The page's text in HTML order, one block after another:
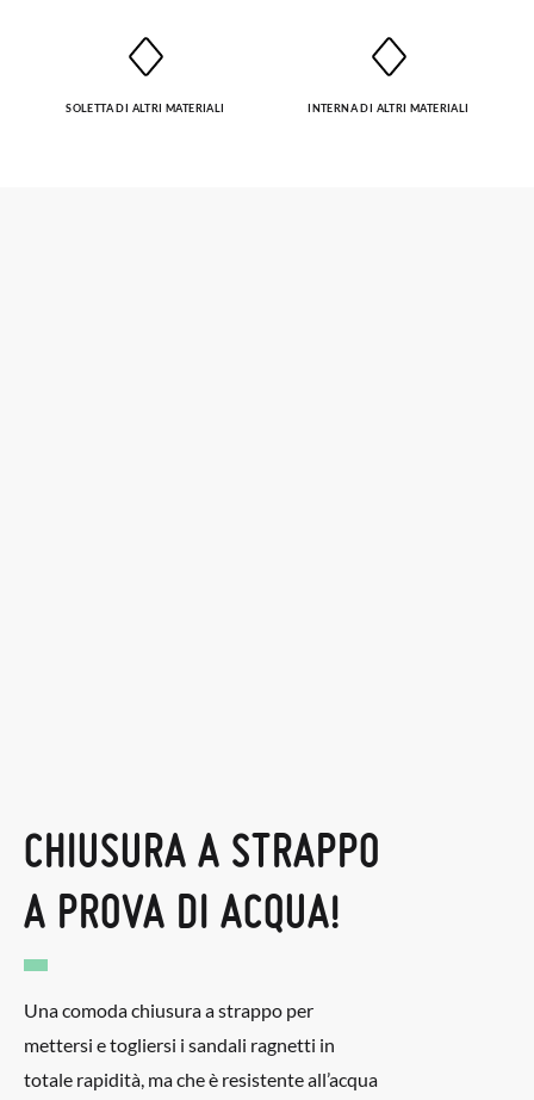
SOLETTA DI ALTRI MATERIALI INTERNA DI ALTRI MATERIALI
CHIUSURA A STRAPPO
A PROVA DI ACQUA!
Una comoda chiusura a strappo per
mettersi e togliersi i sandali ragnetti in
totale rapidità, ma che è resistente all’acqua